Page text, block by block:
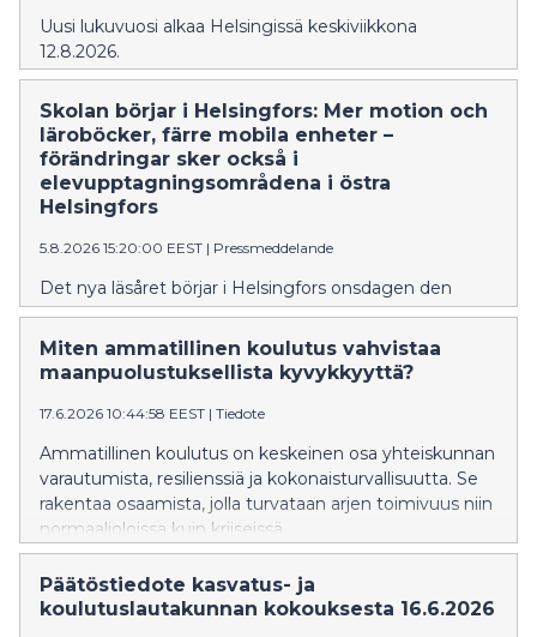
Uusi lukuvuosi alkaa Helsingissä keskiviikkona
12.8.2026.
Skolan börjar i Helsingfors: Mer motion och
läroböcker, färre mobila enheter –
förändringar sker också i
elevupptagningsområdena i östra
Helsingfors
5.8.2026 15:20:00 EEST | Pressmeddelande
Det nya läsåret börjar i Helsingfors onsdagen den
12.8.2026.
Miten ammatillinen koulutus vahvistaa
maanpuolustuksellista kyvykkyyttä?
17.6.2026 10:44:58 EEST | Tiedote
Ammatillinen koulutus on keskeinen osa yhteiskunnan
varautumista, resilienssiä ja kokonaisturvallisuutta. Se
rakentaa osaamista, jolla turvataan arjen toimivuus niin
normaalioloissa kuin kriiseissä.
Päätöstiedote kasvatus- ja
koulutuslautakunnan kokouksesta 16.6.2026